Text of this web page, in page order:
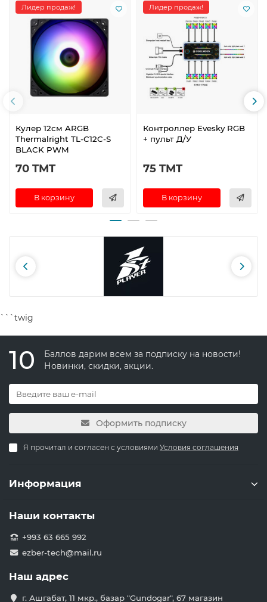
Лидер продаж!
Кулер 12см ARGB
Thermalright TL-C12C-S
BLACK PWM
70 TMT
В корзину
Лидер продаж!
Контроллер Evesky RGB
+ пульт Д/У
75 TMT
В корзину
```twig
10
Баллов дарим всем за подписку на новости!
Новинки, скидки, акции.
Оформить подписку
Я прочитал и согласен с условиями Условия соглашения
Информация
Наши контакты
+993 63 665 992
ezber-tech@mail.ru
Наш адрес
г. Ашгабат, 11 мкр., базар "Gundogar", 67 магазин